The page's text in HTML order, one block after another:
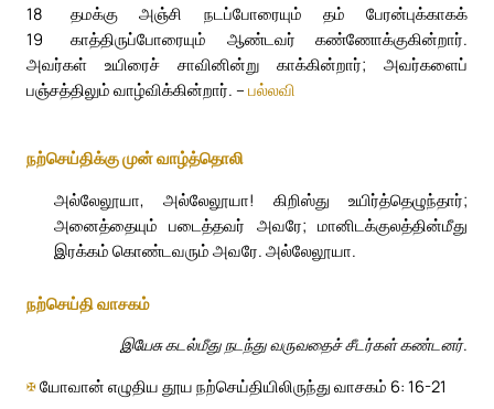
18
தமக்கு அஞ்சி நடப்போரையும் தம் பேரன்புக்காகக்
காத்திருப்போரையும் ஆண்டவர் கண்ணோக்குகின்றார்.
19
அவர்கள் உயிரைச் சாவினின்று காக்கின்றார்; அவர்களைப்
பஞ்சத்திலும் வாழ்விக்கின்றார். – பல்லவி
நற்செய்திக்கு முன் வாழ்த்தொலி
அல்லேலூயா, அல்லேலூயா! கிறிஸ்து உயிர்த்தெழுந்தார்;
அனைத்தையும் படைத்தவர் அவரே; மானிடக்குலத்தின்மீது
இரக்கம் கொண்டவரும் அவரே. அல்லேலூயா.
நற்செய்தி வாசகம்
இயேசு கடல்மீது நடந்து வருவதைச் சீடர்கள் கண்டனர்.
✠யோவான் எழுதிய தூய நற்செய்தியிலிருந்து வாசகம் 6: 16-21